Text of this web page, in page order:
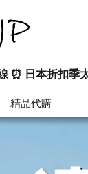
精品代購
⏰ 日本折扣